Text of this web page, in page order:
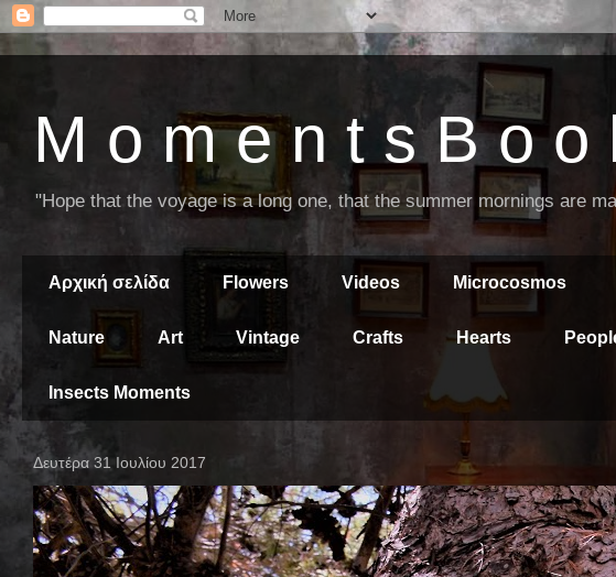
M o m e n t s B o o
"Hope that the voyage is a long one, that the summer mornings are
Αρχική σελίδα Flowers Videos Microcosmos
Nature Art Vintage Crafts Hearts
Insects Moments
Δευτέρα 31 Ιουλίου 2017